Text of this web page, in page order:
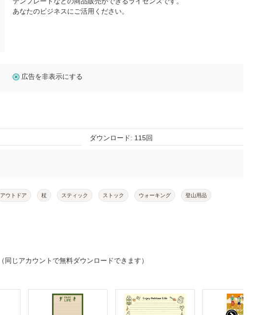
あなたのビジネスにご活用ください。
広告を非表示にする
ダウンロード: 115回
アウトドア 杖 スティック ストック ウォーキング 登山用品
（同じアカウントで無料ダウンロードできます）